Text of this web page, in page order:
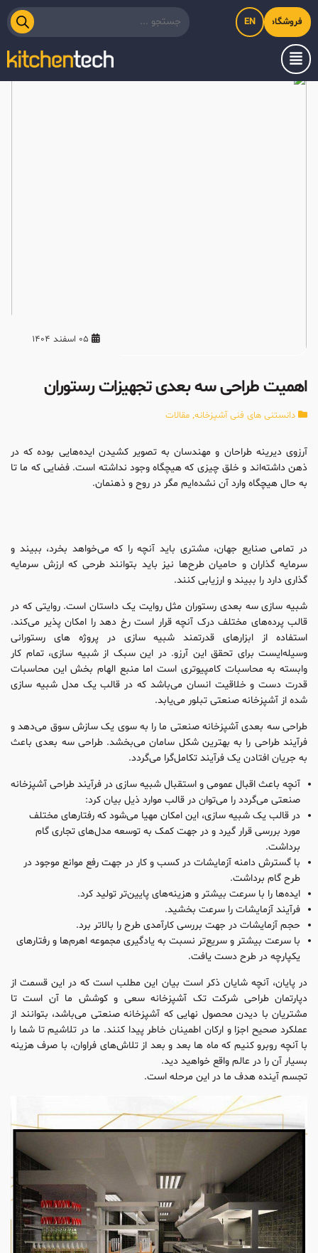
فروشگاه اینترنتی کیت‌لاین
EN
اهمیت طراحی سه بعدی تجهیزات رستوران
دانستنی های فنی آشپزخانه, مقالات
آرزوی دیرینه طراحان و مهندسان به تصویر کشیدن ایده‌هایی بوده که در
ذهن داشته‌اند و خلق چیزی که هیچگاه وجود نداشته است. فضایی که ما تا
به حال هیچگاه وارد آن نشده‌ایم مگر در روح و ذهنمان.
در تمامی صنایع جهان، مشتری باید آنچه را که می‌خواهد بخرد، ببیند و
سرمایه گذاران و حامیان طرح‌ها نیز باید بتوانند طرحی که ارزش سرمایه
گذاری دارد را ببیند و ارزیابی کنند.
شبیه سازی سه بعدی رستوران مثل روایت یک داستان است. روایتی که در
قالب پرده‌های مختلف درک آنچه قرار است رخ دهد را امکان پذیر می‌کند.
استفاده از ابزارهای قدرتمند شبیه سازی در پروژه های رستورانی
وسیله‌ایست برای تحقق این آرزو. در این سبک از شبیه سازی، تمام کار
وابسته به محاسبات کامپیوتری است اما منبع الهام بخش این محاسبات
قدرت دست و خلاقیت انسان می‌باشد که در قالب یک مدل شبیه سازی
شده از آشپزخانه صنعتی تبلور می‌یابد.
طراحی سه بعدی آشپزخانه صنعتی ما را به سوی یک سازش سوق می‌دهد و
فرآیند طراحی را به بهترین شکل سامان می‌بخشد. طراحی سه بعدی باعث
به جریان افتادن یک فرآیند تکامل‌گرا می‌گردد.
آنچه باعث اقبال عمومی و استقبال شبیه سازی در فرآیند طراحی آشپزخانه
صنعتی می‌گردد را می‌توان در قالب موارد ذیل بیان کرد:
در قالب یک شبیه سازی، این امکان مهیا می‌شود که رفتارهای مختلف
مورد بررسی قرار گیرد و در جهت کمک به توسعه مدل‌های تجاری گام
برداشت.
با گسترش دامنه آزمایشات در کسب و کار در جهت رفع موانع موجود در
طرح گام برداشت.
ایده‌ها را با سرعت بیشتر و هزینه‌های پایین‌تر تولید کرد.
فرآیند آزمایشات را سرعت بخشید.
حجم آزمایشات در جهت بررسی کارآمدی طرح را بالاتر برد.
با سرعت بیشتر و سریع‌تر نسبت به یادگیری مجموعه اهرم‌ها و رفتارهای
یکپارچه در طرح دست یافت.
در پایان، آنچه شایان ذکر است بیان این مطلب است که در این قسمت از
دپارتمان طراحی شرکت تک آشپزخانه سعی و کوشش ما آن است تا
مشتریان با دیدن محصول نهایی که آشپزخانه صنعتی می‌باشد، بتوانند از
عملکرد صحیح اجزا و ارکان اطمینان خاطر پیدا کنند. ما در تلاشیم تا شما را
با آنچه روبرو کنیم که ماه ها بعد و بعد از تلاش‌های فراوان، با صرف هزینه
بسیار آن را در عالم واقع خواهید دید.
تجسم آینده هدف ما در این مرحله است.